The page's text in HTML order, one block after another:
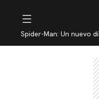
Spider-Man: Un nuevo